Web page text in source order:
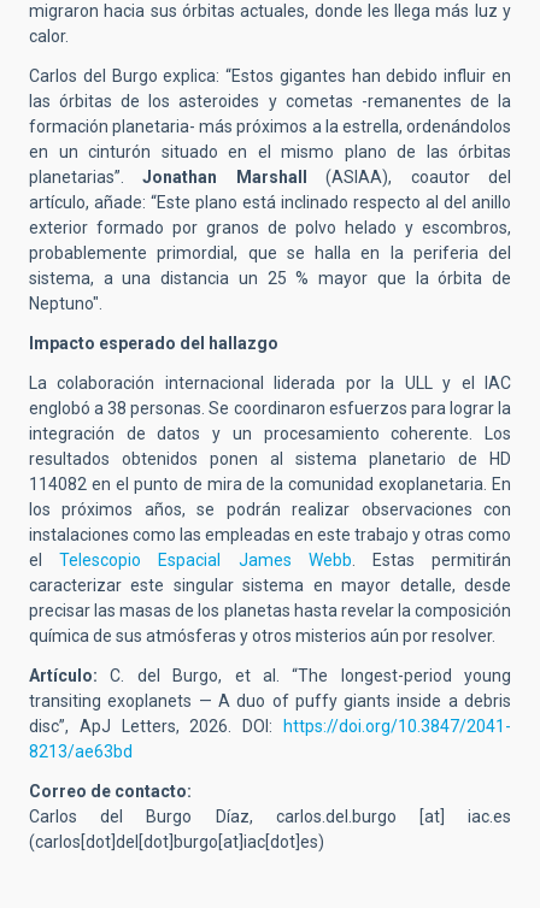
migraron hacia sus órbitas actuales, donde les llega más luz y
calor.
Carlos del Burgo explica: “Estos gigantes han debido influir en
las órbitas de los asteroides y cometas -remanentes de la
formación planetaria- más próximos a la estrella, ordenándolos
en un cinturón situado en el mismo plano de las órbitas
planetarias”.Jonathan Marshall(ASIAA), coautor del
artículo, añade: “Este plano está inclinado respecto al del anillo
exterior formado por granos de polvo helado y escombros,
probablemente primordial, que se halla en la periferia del
sistema, a una distancia un 25 % mayor que la órbita de
Neptuno".
Impacto esperado del hallazgo
La colaboración internacional liderada por la ULL y el IAC
englobó a 38 personas. Se coordinaron esfuerzos para lograr la
integración de datos y un procesamiento coherente. Los
resultados obtenidos ponen al sistema planetario de HD
114082 en el punto de mira de la comunidad exoplanetaria. En
los próximos años, se podrán realizar observaciones con
instalaciones como las empleadas en este trabajo y otras como
elTelescopio Espacial James Webb. Estas permitirán
caracterizar este singular sistema en mayor detalle, desde
precisar las masas de los planetas hasta revelar la composición
química de sus atmósferas y otros misterios aún por resolver.
Artículo: C. del Burgo, et al.“The longest-period young
transiting exoplanets — A duo of puffy giants inside a debris
disc”, ApJ Letters, 2026.
DOI:
https://doi.org/10.3847/2041-
8213/ae63bd
Correo de contacto:
Carlos del Burgo Díaz, carlos.del.burgo [at]iac.es
(carlos[dot]del[dot]burgo[at]iac[dot]es)